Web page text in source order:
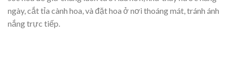
ngày, cắt tỉa cành hoa, và đặt hoa ở nơi thoáng mát, tránh ánh
nắng trực tiếp.